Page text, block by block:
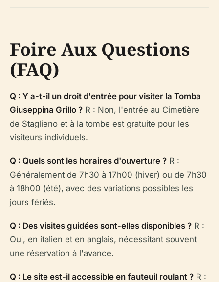
Foire Aux Questions
(FAQ)
Q : Y a-t-il un droit d'entrée pour visiter la Tomba
Giuseppina Grillo ? R : Non, l'entrée au Cimetière
de Staglieno et à la tombe est gratuite pour les
visiteurs individuels.
Q : Quels sont les horaires d'ouverture ? R :
Généralement de 7h30 à 17h00 (hiver) ou de 7h30
à 18h00 (été), avec des variations possibles les
jours fériés.
Q : Des visites guidées sont-elles disponibles ? R :
Oui, en italien et en anglais, nécessitant souvent
une réservation à l'avance.
Q : Le site est-il accessible en fauteuil roulant ? R :